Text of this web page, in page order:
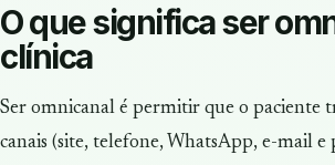
O que significa ser
clínica
Ser omnicanal é permitir que o paciente
canais (site, telefone, WhatsApp, e-mail e